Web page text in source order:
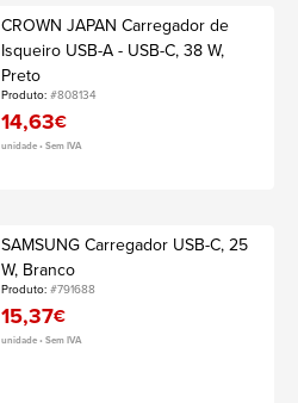
CROWN JAPAN Carregador de
Isqueiro USB-A - USB-C, 38 W,
Preto
Produto:#808134
14,63€
unidade • Sem IVA
SAMSUNG Carregador USB-C, 25
W, Branco
Produto:#791688
15,37€
unidade • Sem IVA